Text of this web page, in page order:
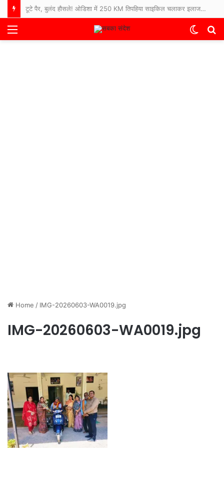
टूटे पैर, बुलंद हौसले! ओडिशा में 250 KM तिपहिया साइकिल चलाकर इलाज कराने अस्पताल पहुंचे 65 साल के बुजुर्ग
Menu
Switch
Home / IMG-20260603-WA0019.jpg
IMG-20260603-WA0019.jpg